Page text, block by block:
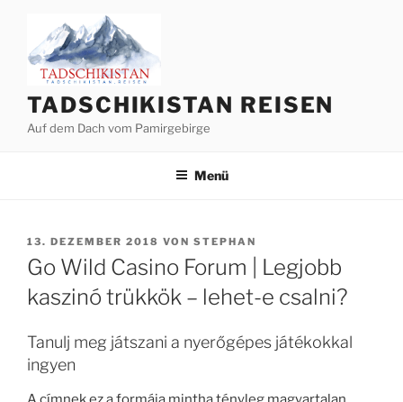
springen
TADSCHIKISTAN REISEN
Auf dem Dach vom Pamirgebirge
Menü
VERÖFFENTLICHT
AM
13. DEZEMBER 2018 VON STEPHAN
Go Wild Casino Forum | Legjobb
kaszinó trükkök – lehet-e csalni?
Tanulj meg játszani a nyerőgépes játékokkal
ingyen